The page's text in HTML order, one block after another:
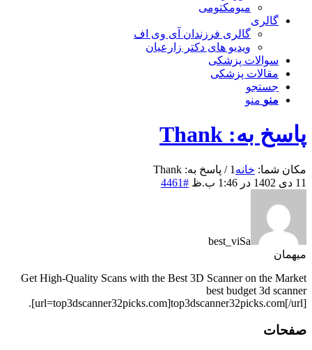
میومکتومی
گالری
گالری فرزندان آی وی اف
ویدیو های دکتر زارعیان
سوالات پزشکی
مقالات پزشکی
جستجو
منو منو
پاسخ به: Thank
مکان شما: خانه 1
/ پاسخ به: Thank
11 دی 1402 در 1:46 ب.ظ
#4461
best_viSa
میهمان
Get High-Quality Scans with the Best 3D Scanner on the Market
best budget 3d scanner
[url=top3dscanner32picks.com]top3dscanner32picks.com[/url].
صفحات